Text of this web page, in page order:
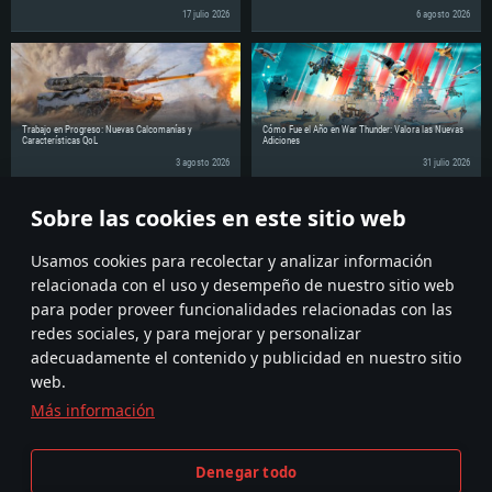
Sobre las cookies en este sitio web
Usamos cookies para recolectar y analizar información
relacionada con el uso y desempeño de nuestro sitio web
para poder proveer funcionalidades relacionadas con las
redes sociales, y para mejorar y personalizar
adecuadamente el contenido y publicidad en nuestro sitio
web.
Más información
Denegar todo
Red: Conexión a Internet de banda ancha
17 julio 2026
6 agosto 2026
Trabajo en Progreso: Nuevas Calcomanías y
Características QoL
3 agosto 2026
Cómo Fue el Año en War Thunder: Valora las Nuevas
Adiciones
31 julio 2026
¡Comparte la noticia con tus amigos!
Discuss on the Forums
Términos y Condiciones
Ajustes de cookies